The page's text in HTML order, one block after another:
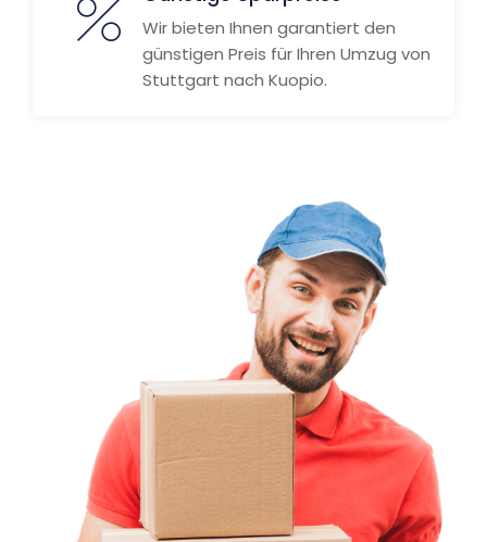
Wir bieten Ihnen garantiert den
günstigen Preis für Ihren Umzug von
Stuttgart nach Kuopio.